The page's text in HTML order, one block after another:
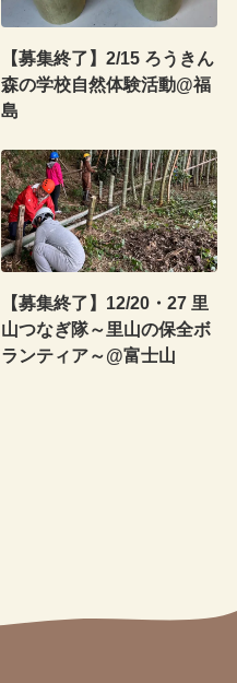
【募集終了】2/15 ろうきん
森の学校自然体験活動@福
島
【募集終了】12/20・27 里
山つなぎ隊～里山の保全ボ
ランティア～@富士山